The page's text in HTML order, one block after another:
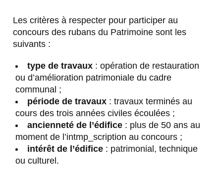
Les critères à respecter pour participer au
concours des rubans du Patrimoine sont les
suivants :
type de travaux: opération de restauration
ou d’amélioration patrimoniale du cadre
communal ;
période de travaux: travaux terminés au
cours des trois années civiles écoulées ;
ancienneté de l’édifice : plus de 50 ans au
moment de l’intmp_scription au concours ;
intérêt de l’édifice: patrimonial, technique
ou culturel.